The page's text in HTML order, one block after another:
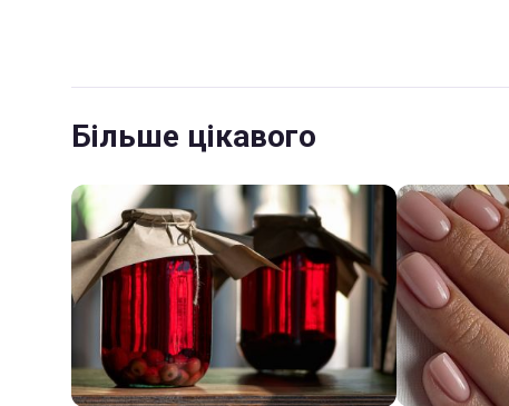
Більше цікавого